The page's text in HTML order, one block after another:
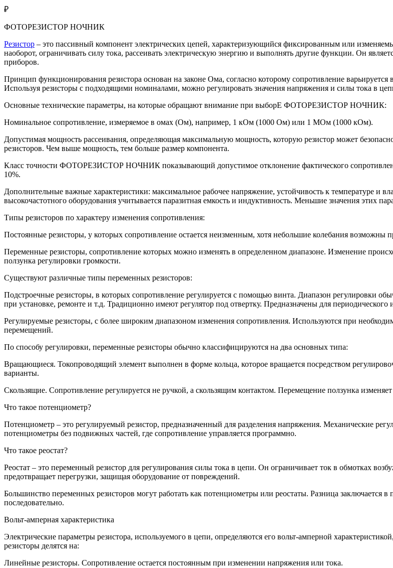
₽
ФОТОРЕЗИСТОР НОЧНИК
Резистор – это пассивный компонент электрических цепей, характеризующийся фиксированным или
наоборот, ограничивать силу тока, рассеивать электрическую энергию и выполнять другие функции. Он
приборов.
Принцип функционирования резистора основан на законе Ома, согласно которому сопротивление
Используя резисторы с подходящими номиналами, можно регулировать значения напряжения и силы тока в
Основные технические параметры, на которые обращают внимание при выборЕ ФОТОРЕЗИСТОР НОЧНИК:
Номинальное сопротивление, измеряемое в омах (Ом), например, 1 кОм (1000 Ом) или 1 МОм (1000 кОм).
Допустимая мощность рассеивания, определяющая максимальную мощность, которую резистор может
резисторов. Чем выше мощность, тем больше размер компонента.
Класс точности ФОТОРЕЗИСТОР НОЧНИК показывающий допустимое отклонение фактического
10%.
Дополнительные важные характеристики: максимальное рабочее напряжение, устойчивость к температуре и
высокочастотного оборудования учитывается паразитная емкость и индуктивность. Меньшие значения этих
Типы резисторов по характеру изменения сопротивления:
Постоянные резисторы, у которых сопротивление остается неизменным, хотя небольшие колебания возможны
Переменные резисторы, сопротивление которых можно изменять в определенном диапазоне. Изменение
ползунка регулировки громкости.
Существуют различные типы переменных резисторов:
Подстроечные резисторы, в которых сопротивление регулируется с помощью винта. Диапазон регулировки
при установке, ремонте и т.д. Традиционно имеют регулятор под отвертку. Предназначены для
Регулируемые резисторы, с более широким диапазоном изменения сопротивления. Используются при
перемещений.
По способу регулировки, переменные резисторы обычно классифицируются на два основных типа:
Вращающиеся. Токопроводящий элемент выполнен в форме кольца, которое вращается посредством
варианты.
Скользящие. Сопротивление регулируется не ручкой, а скользящим контактом. Перемещение ползунка
Что такое потенциометр?
Потенциометр – это регулируемый резистор, предназначенный для разделения напряжения. Механические
потенциометры без подвижных частей, где сопротивление управляется программно.
Что такое реостат?
Реостат – это переменный резистор для регулирования силы тока в цепи. Он ограничивает ток в обмотках
предотвращает перегрузки, защищая оборудование от повреждений.
Большинство переменных резисторов могут работать как потенциометры или реостаты. Разница заключается
последовательно.
Вольт-амперная характеристика
Электрические параметры резистора, используемого в цепи, определяются его вольт-амперной
резисторы делятся на:
Линейные резисторы. Сопротивление остается постоянным при изменении напряжения или тока.